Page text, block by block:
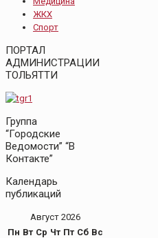
ЖКХ
Спорт
ПОРТАЛ
АДМИНИСТРАЦИИ
ТОЛЬЯТТИ
Группа
“Городские
Ведомости” “В
Контакте”
Календарь
публикаций
Август 2026
Пн Вт Ср Чт Пт Сб Вс